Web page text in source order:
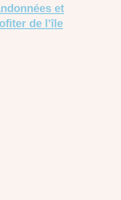
et
de l’île